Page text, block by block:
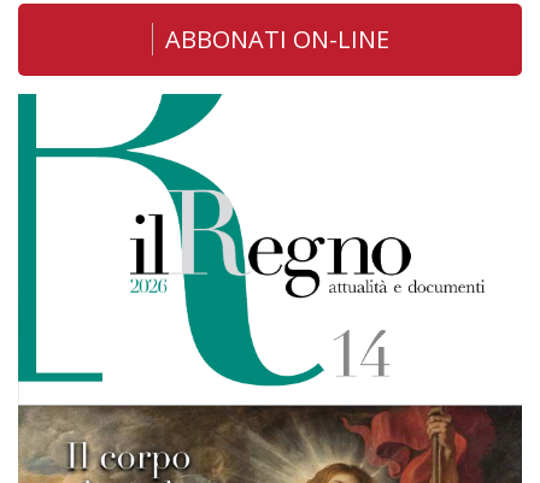
ABBONATI ON-LINE